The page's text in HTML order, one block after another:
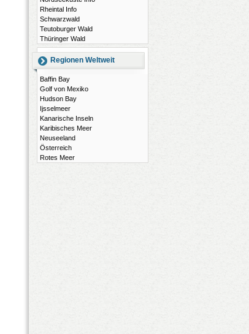
Rheintal Info
Schwarzwald
Teutoburger Wald
Thüringer Wald
Regionen Weltweit
Baffin Bay
Golf von Mexiko
Hudson Bay
Ijsselmeer
Kanarische Inseln
Karibisches Meer
Neuseeland
Österreich
Rotes Meer